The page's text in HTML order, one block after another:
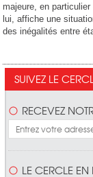
majeure, en
lui, affiche une
des inégalités entre
SUIVEZ LE
RECEVEZ
LE CERCLE EN